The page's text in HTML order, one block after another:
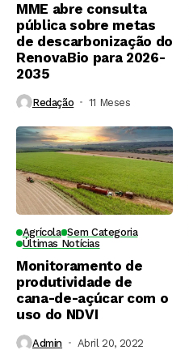
MME abre consulta
pública sobre metas
de descarbonização do
RenovaBio para 2026-
2035
Redação 11 Meses ⁮
Agrícola Sem Categoria
Últimas Notícias
Monitoramento de
produtividade de
cana-de-açúcar com o
uso do NDVI
Admin Abril 20, 2022